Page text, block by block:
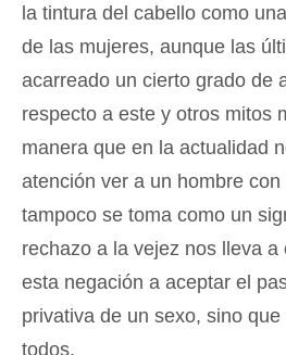
la tintura del cabello como
de las mujeres, aunque las
acarreado un cierto grado de
respecto a este y otros mitos
manera que en la actualidad
atención ver a un hombre
tampoco se toma como un
rechazo a la vejez nos lleva
esta negación a aceptar el
privativa de un sexo, sino
todos.